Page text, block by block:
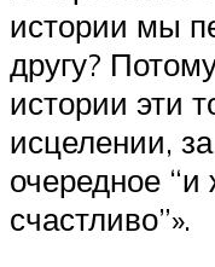
истории мы
другу?
истории эти
исцелении,
очередное
счастливо”».